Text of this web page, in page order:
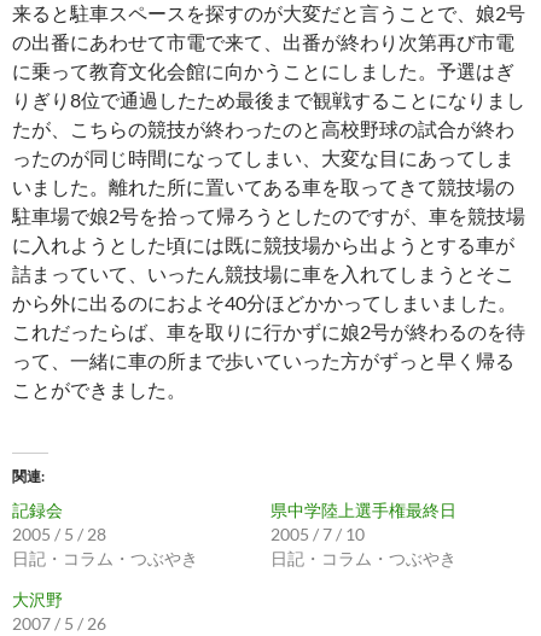
来ると駐車スペースを探すのが大変だと言うことで、娘2号
の出番にあわせて市電で来て、出番が終わり次第再び市電
に乗って教育文化会館に向かうことにしました。予選はぎ
りぎり8位で通過したため最後まで観戦することになりまし
たが、こちらの競技が終わったのと高校野球の試合が終わ
ったのが同じ時間になってしまい、大変な目にあってしま
いました。離れた所に置いてある車を取ってきて競技場の
駐車場で娘2号を拾って帰ろうとしたのですが、車を競技場
に入れようとした頃には既に競技場から出ようとする車が
詰まっていて、いったん競技場に車を入れてしまうとそこ
から外に出るのにおよそ40分ほどかかってしまいました。
これだったらば、車を取りに行かずに娘2号が終わるのを待
って、一緒に車の所まで歩いていった方がずっと早く帰る
ことができました。
関連
記録会
2005 / 5 / 28
日記・コラム・つぶやき
県中学陸上選手権最終日
2005 / 7 / 10
日記・コラム・つぶやき
大沢野
2007 / 5 / 26